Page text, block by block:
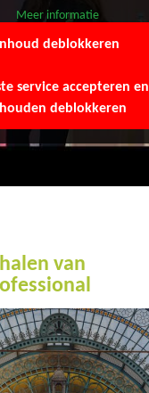
Meer informatie
deblokkeren
service accepteren en
deblokkeren
van